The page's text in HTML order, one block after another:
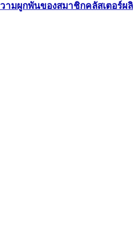
ามผูกพันของสมาชิกคลัสเตอร์